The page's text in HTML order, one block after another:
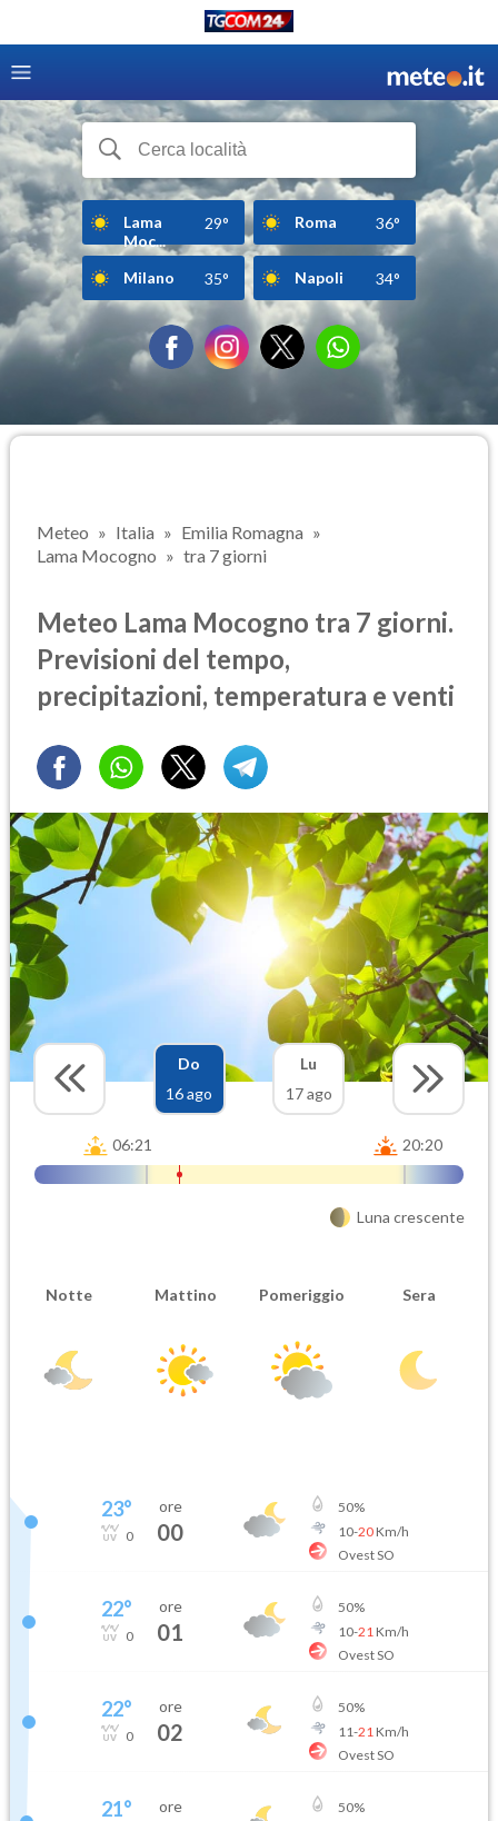
Lama
Moc...
29° Roma 36°
Milano 35° Napoli 34°
Meteo Italia
Emilia Romagna
Lama Mocogno
tra 7 giorni
Meteo Lama Mocogno tra 7 giorni.
Previsioni del tempo,
precipitazioni, temperatura e venti
Do
16 ago
Lu
17 ago
06:21 20:20
Luna crescente
Notte Mattino Pomeriggio Sera
23°
0
ore
00
50%
10-20Km/h
Ovest SO
22°
0
ore
01
50%
10-21 Km/h
Ovest SO
22°
0
ore
02
50%
11-21 Km/h
Ovest SO
21° ore 50%